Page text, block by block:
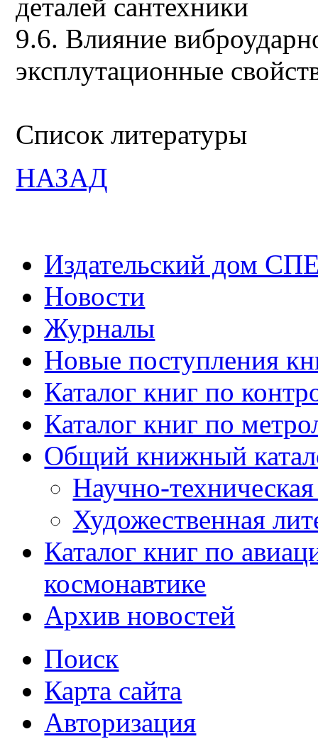
деталей сантехники
9.6. Влияние
эксплутационные
Список литературы
НАЗАД
Издательский дом
Новости
Журналы
Новые поступления
Каталог книг по
Каталог книг по
Общий книжный
Научно-
Художественная
Каталог книг по
космонавтике
Архив новостей
Поиск
Карта сайта
Авторизация